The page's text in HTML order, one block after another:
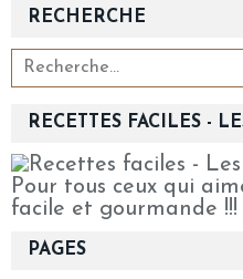
RECHERCHE
RECETTES FACILES -
Pour tous ceux qui
facile et gourmande !!!
PAGES